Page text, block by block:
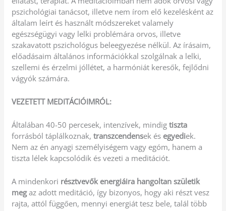
pszichológiai tanácsot, illetve nem írom elő kezelésként az
általam leírt és használt módszereket valamely
egészségügyi vagy lelki problémára orvos, illetve
szakavatott pszichológus beleegyezése nélkül. Az írásaim,
előadásaim általános információkkal szolgálnak a lelki,
szellemi és érzelmi jóllétet, a harmóniát keresők, fejlődni
vágyók számára.
VEZETETT MEDITÁCIÓIMRÓL:
Általában 40-50 percesek, intenzívek, mindigtiszta
forrásból táplálkoznak,transzcendensek és egyediek.
Nem az én anyagi személyiségem vagy egóm, hanem a
tiszta lélek kapcsolódik és vezeti a meditációt.
A mindenkori résztvevők energiáira hangoltan születik
megaz adott meditáció, így bizonyos, hogy aki részt vesz
rajta, attól függően, mennyi energiát tesz bele, talál több